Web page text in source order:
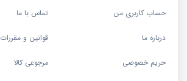
حساب کاربری من تماس با ما
درباره ما قوانین و مقررات
حریم خصوصی مرجوعی کالا